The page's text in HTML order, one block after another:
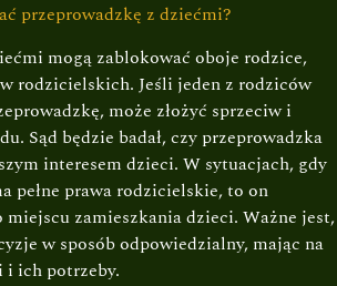
przeprowadzkę z dziećmi?
mogą zablokować oboje rodzice,
rodzicielskich. Jeśli jeden z rodziców
może złożyć sprzeciw i
Sąd będzie badał, czy przeprowadzka
interesem dzieci. W sytuacjach, gdy
pełne prawa rodzicielskie, to on
miejscu zamieszkania dzieci. Ważne jest,
w sposób odpowiedzialny, mając na
i ich potrzeby.